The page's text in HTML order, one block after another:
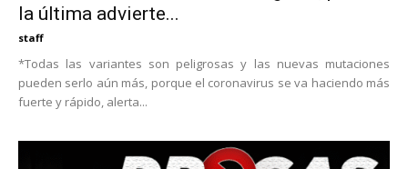
la última advierte...
staff
*Todas las variantes son peligrosas y las nuevas mutaciones
pueden serlo aún más, porque el coronavirus se va haciendo más
fuerte y rápido, alerta...